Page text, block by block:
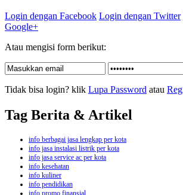
Login dengan Facebook Login dengan Twitter
Google+
Atau mengisi form berikut:
Tidak bisa login? klik Lupa Password atau
Tag Berita & Artikel
info berbagai jasa lengkap per kota
info jasa instalasi listrik per kota
info jasa service ac per kota
info kesehatan
info kuliner
info pendidikan
info promo finansial